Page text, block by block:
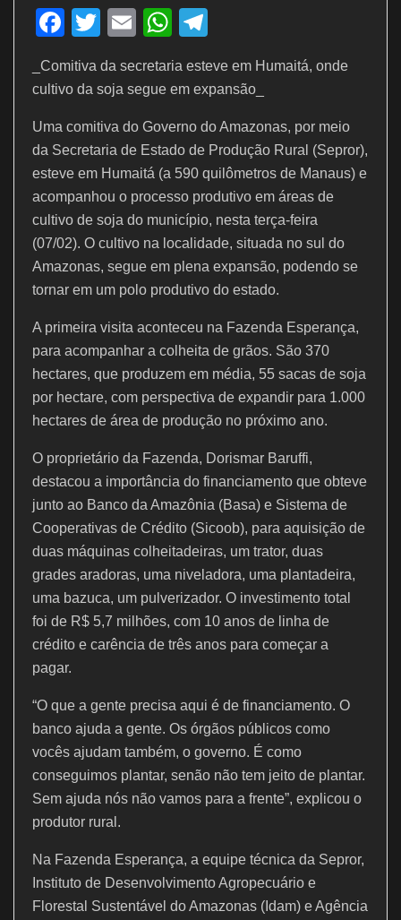
F
a
c
b
o
o
k
T
w
itt
er
E
ai
W
h
at
A
p
p
e
gr
a
m
_Comitiva da secretaria esteve em Humaitá, onde
cultivo da soja segue em expansão_
Uma comitiva do Governo do Amazonas, por meio
da Secretaria de Estado de Produção Rural (Sepror),
esteve em Humaitá (a 590 quilômetros de Manaus) e
acompanhou o processo produtivo em áreas de
cultivo de soja do município, nesta terça-feira
(07/02). O cultivo na localidade, situada no sul do
Amazonas, segue em plena expansão, podendo se
tornar em um polo produtivo do estado.
A primeira visita aconteceu na Fazenda Esperança,
para acompanhar a colheita de grãos. São 370
hectares, que produzem em média, 55 sacas de soja
por hectare, com perspectiva de expandir para 1.000
hectares de área de produção no próximo ano.
O proprietário da Fazenda, Dorismar Baruffi,
destacou a importância do financiamento que obteve
junto ao Banco da Amazônia (Basa) e Sistema de
Cooperativas de Crédito (Sicoob), para aquisição de
duas máquinas colheitadeiras, um trator, duas
grades aradoras, uma niveladora, uma plantadeira,
uma bazuca, um pulverizador. O investimento total
foi de R$ 5,7 milhões, com 10 anos de linha de
crédito e carência de três anos para começar a
pagar.
“O que a gente precisa aqui é de financiamento. O
banco ajuda a gente. Os órgãos públicos como
vocês ajudam também, o governo. É como
conseguimos plantar, senão não tem jeito de plantar.
Sem ajuda nós não vamos para a frente”, explicou o
produtor rural.
Na Fazenda Esperança, a equipe técnica da Sepror,
Instituto de Desenvolvimento Agropecuário e
Florestal Sustentável do Amazonas (Idam) e Agência